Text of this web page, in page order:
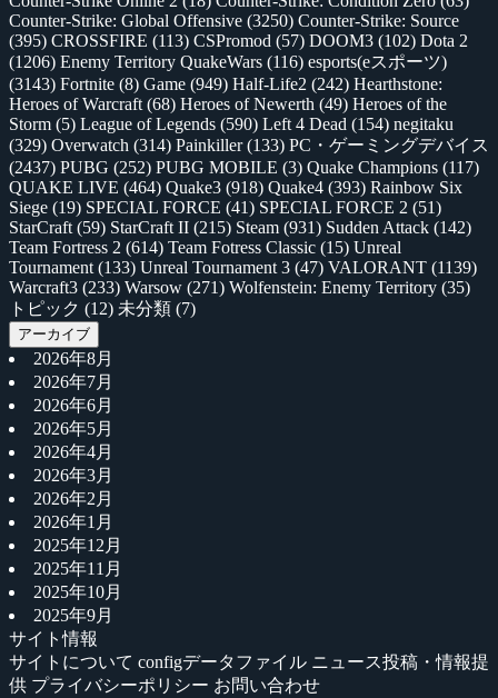
Counter-Strike: Global Offensive (3250) Counter-Strike: Source
(395) CROSSFIRE (113) CSPromod (57) DOOM3 (102) Dota 2
(1206) Enemy Territory QuakeWars (116) esports(eスポーツ)
(3143) Fortnite (8) Game (949) Half-Life2 (242) Hearthstone:
Heroes of Warcraft (68) Heroes of Newerth (49) Heroes of the
Storm (5) League of Legends (590) Left 4 Dead (154) negitaku
(329) Overwatch (314) Painkiller(133) PC・ゲーミングデバイス
(2437) PUBG (252) PUBG MOBILE (3) Quake Champions (117)
QUAKE LIVE (464) Quake3 (918) Quake4 (393) Rainbow Six
Siege (19) SPECIAL FORCE (41) SPECIAL FORCE 2 (51)
StarCraft (59) StarCraft II (215) Steam (931) Sudden Attack (142)
Team Fortress 2 (614) Team Fotress Classic (15) Unreal
Tournament (133) Unreal Tournament 3 (47) VALORANT (1139)
Warcraft3 (233) Warsow (271) Wolfenstein: Enemy Territory (35)
トピック (12) 未分類 (7)
アーカイブ
2026年8月
2026年7月
2026年6月
2026年5月
2026年4月
2026年3月
2026年2月
2026年1月
2025年12月
2025年11月
2025年10月
2025年9月
サイト情報
サイトについて configデータファイル ニュース投稿・情報提
供 プライバシーポリシー お問い合わせ